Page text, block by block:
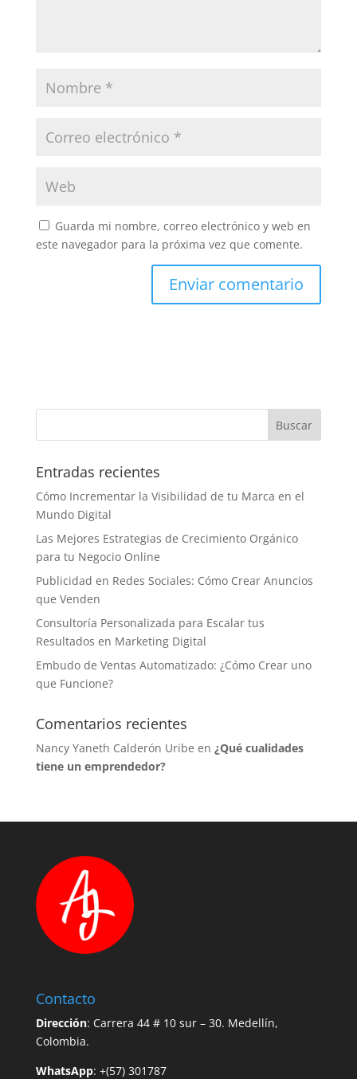
Guarda mi nombre, correo electrónico y web en
este navegador para la próxima vez que comente.
Entradas recientes
Cómo Incrementar la Visibilidad de tu Marca en el
Mundo Digital
Las Mejores Estrategias de Crecimiento Orgánico
para tu Negocio Online
Publicidad en Redes Sociales: Cómo Crear Anuncios
que Venden
Consultoría Personalizada para Escalar tus
Resultados en Marketing Digital
Embudo de Ventas Automatizado: ¿Cómo Crear uno
que Funcione?
Comentarios recientes
Nancy Yaneth Calderón Uribe en ¿Qué cualidades
tiene un emprendedor?
Contacto
Dirección: Carrera 44 # 10 sur – 30. Medellín,
Colombia.
WhatsApp: +(57) 301787